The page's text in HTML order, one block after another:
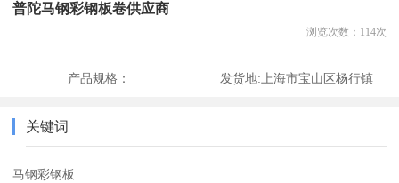
普陀马钢彩钢板卷供应商
浏览次数： 114次
产品规格： 发货地: 上海市宝山区杨行镇
关键词
马钢彩钢板